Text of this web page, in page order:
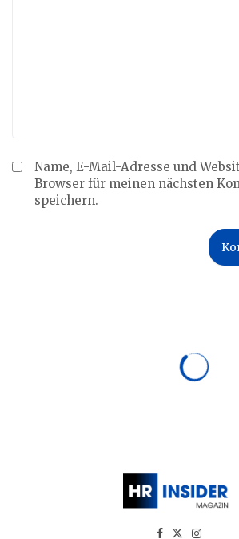
Name, E-Mail-Adresse und
Browser für meinen nächsten
speichern.